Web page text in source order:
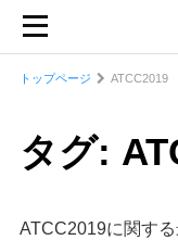
トップページ ATCC2019
タグ:
ATCC2019に関する